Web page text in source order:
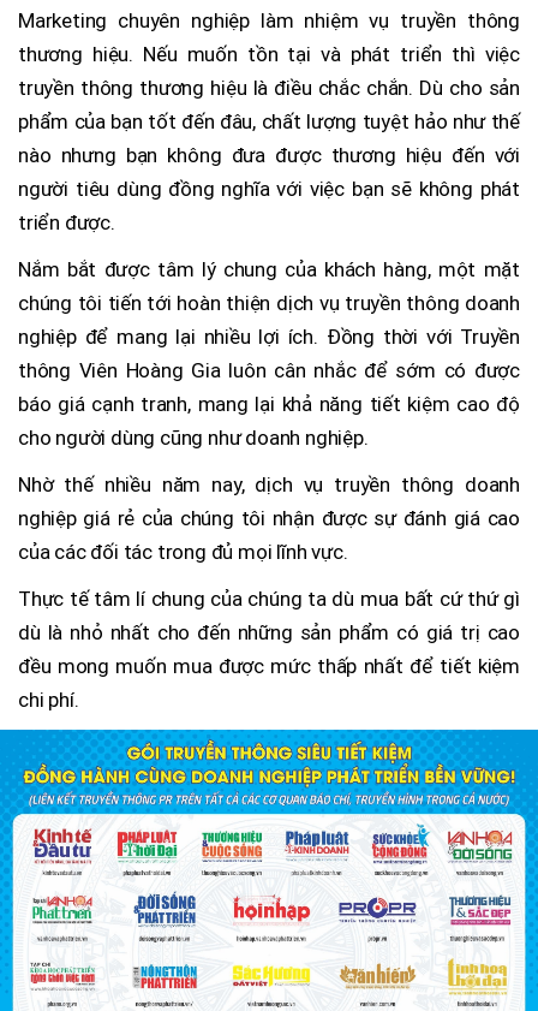
Marketing chuyên nghiệp làm nhiệm vụ truyền thông
thương hiệu. Nếu muốn tồn tại và phát triển thì việc
truyền thông thương hiệu là điều chắc chắn. Dù cho sản
phẩm của bạn tốt đến đâu, chất lượng tuyệt hảo như thế
nào nhưng bạn không đưa được thương hiệu đến với
người tiêu dùng đồng nghĩa với việc bạn sẽ không phát
triển được.
Nắm bắt được tâm lý chung của khách hàng, một mặt
chúng tôi tiến tới hoàn thiện dịch vụ truyền thông doanh
nghiệp để mang lại nhiều lợi ích. Đồng thời với Truyền
thông Viên Hoàng Gia luôn cân nhắc để sớm có được
báo giá cạnh tranh, mang lại khả năng tiết kiệm cao độ
cho người dùng cũng như doanh nghiệp.
Nhờ thế nhiều năm nay, dịch vụ truyền thông doanh
nghiệp giá rẻ của chúng tôi nhận được sự đánh giá cao
của các đối tác trong đủ mọi lĩnh vực.
Thực tế tâm lí chung của chúng ta dù mua bất cứ thứ gì
dù là nhỏ nhất cho đến những sản phẩm có giá trị cao
đều mong muốn mua được mức thấp nhất để tiết kiệm
chi phí.